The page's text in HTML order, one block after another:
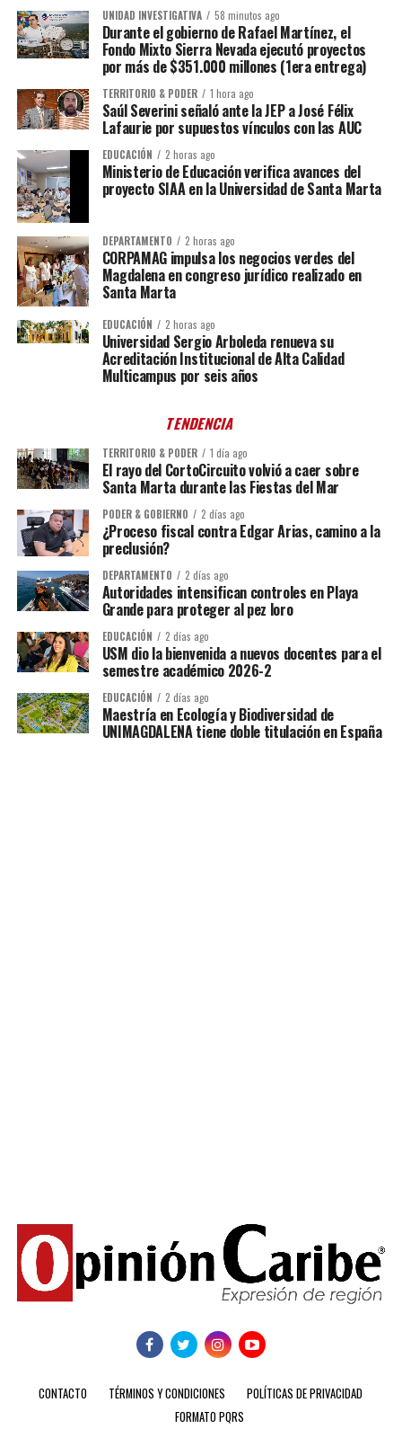
UNIDAD INVESTIGATIVA 58 minutos ago
Durante el gobierno de Rafael Martínez, el
Fondo Mixto Sierra Nevada ejecutó proyectos
por más de $351.000 millones (1era entrega)
TERRITORIO & PODER 1 hora ago
Saúl Severini señaló ante la JEP a José Félix
Lafaurie por supuestos vínculos con las AUC
EDUCACIÓN 2 horas ago
Ministerio de Educación verifica avances del
proyecto SIAA en la Universidad de Santa Marta
DEPARTAMENTO 2 horas ago
CORPAMAG impulsa los negocios verdes del
Magdalena en congreso jurídico realizado en
Santa Marta
EDUCACIÓN 2 horas ago
Universidad Sergio Arboleda renueva su
Acreditación Institucional de Alta Calidad
Multicampus por seis años
TENDENCIA
TERRITORIO & PODER 1 día ago
El rayo del CortoCircuito volvió a caer sobre
Santa Marta durante las Fiestas del Mar
PODER & GOBIERNO 2 días ago
¿Proceso fiscal contra Edgar Arias, camino a la
preclusión?
DEPARTAMENTO 2 días ago
Autoridades intensifican controles en Playa
Grande para proteger al pez loro
EDUCACIÓN 2 días ago
USM dio la bienvenida a nuevos docentes para el
semestre académico 2026-2
EDUCACIÓN 2 días ago
Maestría en Ecología y Biodiversidad de
UNIMAGDALENA tiene doble titulación en España
CONTACTO TÉRMINOS Y CONDICIONES
POLÍTICAS DE PRIVACIDAD
FORMATO PQRS